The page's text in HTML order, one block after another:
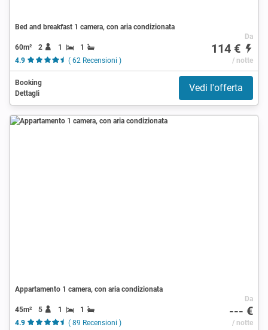
Bed and breakfast 1 camera, con aria condizionata
60m² 2 1
1
4.9
( 62 Recensioni )
Da
114 €
/ notte
Booking
Dettagli
Vedi l'offerta
Appartamento 1 camera, con aria condizionata
45m² 5 1
1
4.9
( 89 Recensioni )
Da
--- €
/ notte